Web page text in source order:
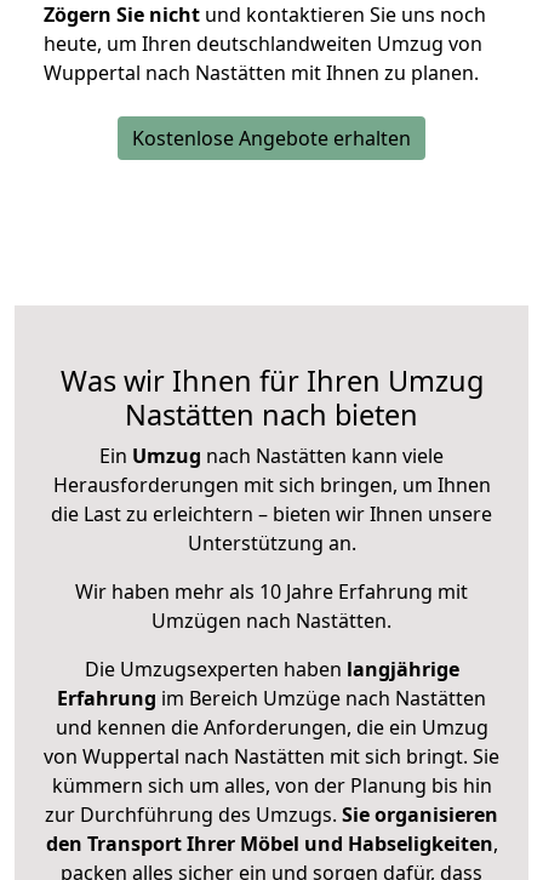
Zögern Sie nicht und kontaktieren Sie uns noch
heute, um Ihren deutschlandweiten Umzug von
Wuppertal nach Nastätten mit Ihnen zu planen.
Kostenlose Angebote erhalten
Was wir Ihnen für Ihren Umzug
Nastätten nach bieten
Ein Umzug nach Nastätten kann viele
Herausforderungen mit sich bringen, um Ihnen
die Last zu erleichtern – bieten wir Ihnen unsere
Unterstützung an.
Wir haben mehr als 10 Jahre Erfahrung mit
Umzügen nach Nastätten.
Die Umzugsexperten haben langjährige
Erfahrung im Bereich Umzüge nach Nastätten
und kennen die Anforderungen, die ein Umzug
von Wuppertal nach Nastätten mit sich bringt. Sie
kümmern sich um alles, von der Planung bis hin
zur Durchführung des Umzugs. Sie organisieren
den Transport Ihrer Möbel und Habseligkeiten,
packen alles sicher ein und sorgen dafür, dass